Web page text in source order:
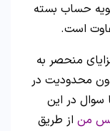
حساب بسته
است.
منحصر به
محدودیت در
سوال در این
من از طریق